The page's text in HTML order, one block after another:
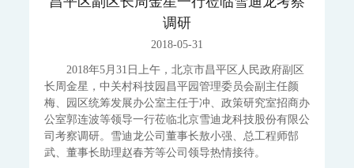
MODEL 9001-叶绿素a水质在线自动监测仪
MODEL 9002-藻密度水质在线自动监测仪
WWMS-900AI-数智化污染源水质在线监测系统
WWMS-900-污染源水质在线监测系统
MODEL 9810-化学需氧量（CODcr）水质在线自动监测仪
MODEL 9820-氨氮水质在线自动监测仪
MODEL 9840-总磷水质在线自动监测仪
MODEL 9850-总氮水质在线自动监测仪
调研
2018-05-31
2018年5月31日上午，北京市昌平区人民政府副区
长周金星，中关村科技园昌平园管理委员会副主任颜
梅、园区统筹发展办公室主任于冲、政策研究室招商办
公室郭连波等领导一行莅临北京雪迪龙科技股份有限公
司考察调研。雪迪龙公司董事长敖小强、总工程师郜
武、董事长助理赵春芳等公司领导热情接待。